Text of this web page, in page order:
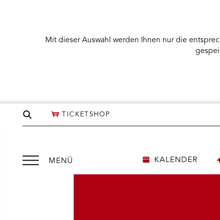
Seite
TICKETSHOP
Mit dieser Auswahl werden Ihnen nur die
MENÜ
Menü
KALENDER